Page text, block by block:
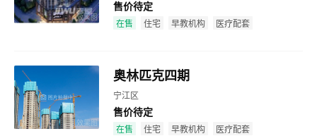
效果图
售价待定
在售 住宅 早教机构 医疗配套
效果图
奥林匹克四期
宁江区
售价待定
在售 住宅 早教机构 医疗配套